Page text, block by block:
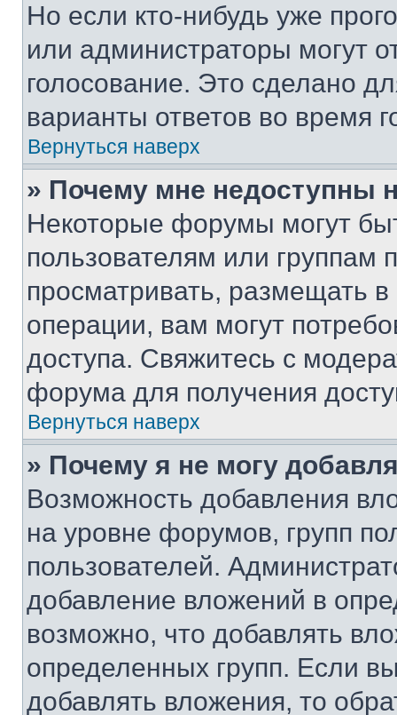
Но если кто-нибудь уже
или администраторы могут
голосование. Это сделано
варианты ответов во время
Вернуться наверх
» Почему мне недоступны
Некоторые форумы могут
пользователям или группам
просматривать, размещать
операции, вам могут
доступа. Свяжитесь с
форума для получения
Вернуться наверх
» Почему я не могу
Возможность добавления
на уровне форумов, групп
пользователей.
добавление вложений в
возможно, что добавлять
определенных групп. Если
добавлять вложения, то